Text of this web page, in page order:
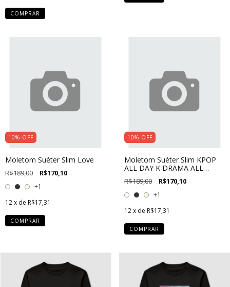
COMPRAR
10% OFF
Moletom Suéter Slim Love
R$189,00 R$170,10
+1
12x de R$17,31
COMPRAR
10% OFF
Moletom Suéter Slim KPOP
ALL DAY K DRAMA ALL
NIGHT
R$189,00 R$170,10
+1
12 x de R$17,31
COMPRAR